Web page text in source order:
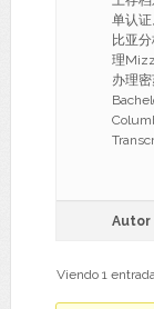
单认证
比亚
理
办理
Autor
Viendo 1